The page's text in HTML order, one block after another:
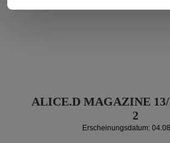
ALICE.D MAGAZINE 13/
2
Erscheinungsdatum: